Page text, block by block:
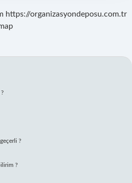
https://organizasyondeposu.com.tr
?
?